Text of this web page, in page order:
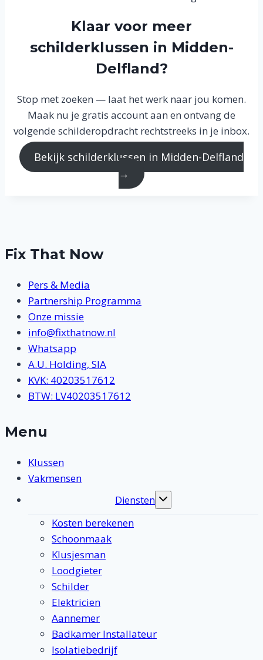
Klaar voor meer
schilderklussen in Midden-
Delfland?
Stop met zoeken — laat het werk naar jou komen.
Maak nu je gratis account aan en ontvang de
volgende schilderopdracht rechtstreeks in je inbox.
Bekijk schilderklussen in Midden-Delfland
→
Fix That Now
Pers & Media
Partnership Programma
Onze missie
info@fixthatnow.nl
Whatsapp
A.U. Holding, SIA
KVK: 40203517612
BTW: LV40203517612
Menu
Klussen
Vakmensen
Diensten
Toggle
Kosten berekenen
Schoonmaak
Klusjesman
Loodgieter
Schilder
Elektricien
Aannemer
Badkamer Installateur
Isolatiebedrijf